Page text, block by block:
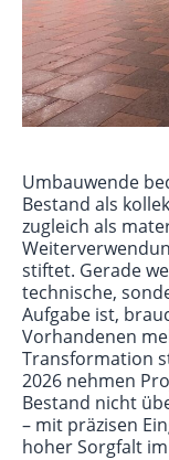
Umbauwende
Bestand als
zugleich als
stiftet. Gerade
technische,
Aufgabe ist,
Vorhandenen
Transformation
2026 nehmen
Bestand nicht
– mit präzisen
hoher Sorgfalt